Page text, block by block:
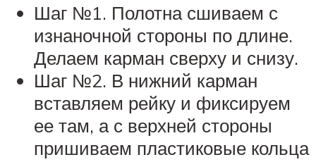
Шаг №1. Полотна сшиваем с
изнаночной стороны по длине.
Делаем карман сверху и снизу.
Шаг №2. В нижний карман
вставляем рейку и фиксируем
ее там, а с верхней стороны
пришиваем пластиковые кольца